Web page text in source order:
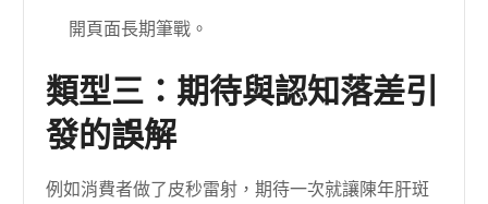
開頁面長期筆戰。
類型三：期待與認知落差引
發的誤解
例如消費者做了皮秒雷射，期待一次就讓陳年肝斑